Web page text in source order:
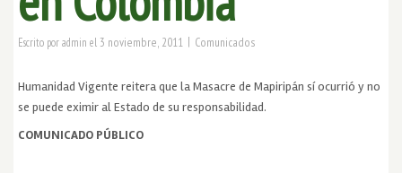
Escrito poradmin el 3 noviembre, 2011 | Comunicados
Humanidad Vigente reitera que la Masacre de Mapiripán sí ocurrió y no
se puede eximir al Estado de su responsabilidad.
COMUNICADO PÚBLICO